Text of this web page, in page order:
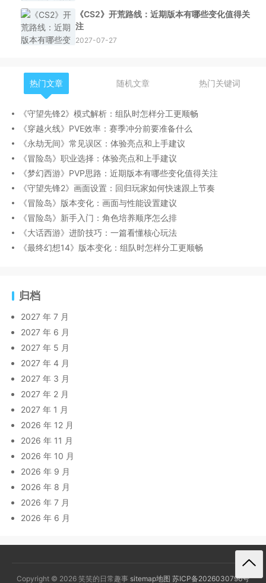
《CS2》开荒路线：近期版本有哪些变化值得关
注
2027-07-27
热门文章 随机文章 热门关键词
《守望先锋2》模式解析：组队时怎样分工更顺畅
《穿越火线》PVE效率：赛季冲分前要准备什么
《永劫无间》常见误区：体验亮点和上手建议
《冒险岛》职业选择：体验亮点和上手建议
《梦幻西游》PVP思路：近期版本有哪些变化值得关注
《守望先锋2》画面设置：回归玩家如何快速跟上节奏
《冒险岛》版本变化：画面与性能设置建议
《冒险岛》新手入门：角色培养顺序怎么排
《大话西游》进阶技巧：一篇看懂核心玩法
《最终幻想14》版本变化：组队时怎样分工更顺畅
归档
2027 年 7 月
2027 年 6 月
2027 年 5 月
2027 年 4 月
2027 年 3 月
2027 年 2 月
2027 年 1 月
2026 年 12 月
2026 年 11 月
2026 年 10 月
2026 年 9 月
2026 年 8 月
2026 年 7 月
2026 年 6 月
Copyright © 2026 笑笑的日常趣事 sitemap地图 苏ICP备2026030796号